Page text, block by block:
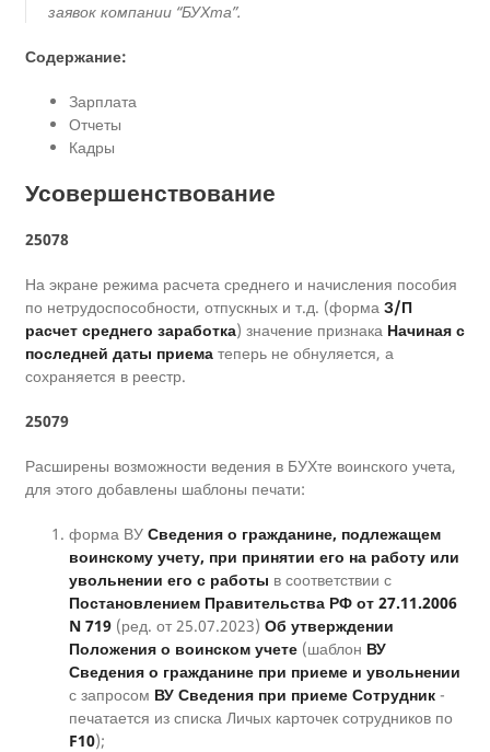
заявок компании “БУХта”.
Содержание:
Зарплата
Отчеты
Кадры
Усовершенствование
25078
На экране режима расчета среднего и начисления пособия
по нетрудоспособности, отпускных и т.д. (форма З/П
расчет среднего заработка) значение признака Начиная с
последней даты приема теперь не обнуляется, а
сохраняется в реестр.
25079
Расширены возможности ведения в БУХте воинского учета,
для этого добавлены шаблоны печати:
форма ВУ Сведения о гражданине, подлежащем
воинскому учету, при принятии его на работу или
увольнении его с работы в соответствии с
Постановлением Правительства РФ от 27.11.2006
N 719 (ред. от 25.07.2023) Об утверждении
Положения о воинском учете (шаблон ВУ
Сведения о гражданине при приеме и увольнении
с запросом ВУ Сведения при приеме Сотрудник -
печатается из списка Личых карточек сотрудников по
F10);